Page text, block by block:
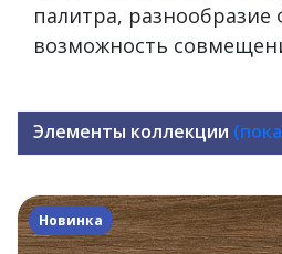
палитра,
возможность
Элементы коллекции
Новинка